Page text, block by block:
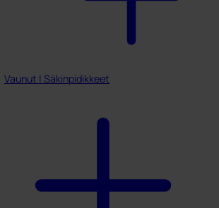
Vaunut | Säkinpidikkeet